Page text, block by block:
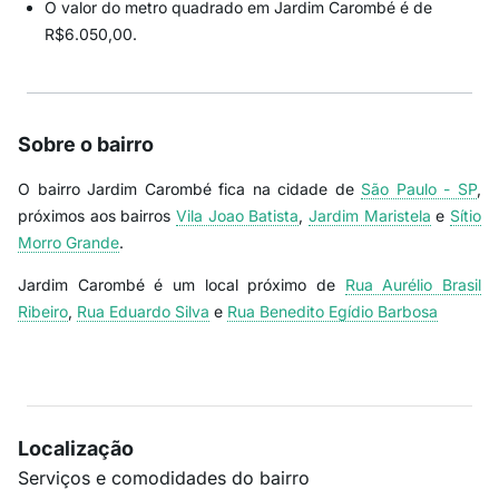
O valor do metro quadrado em Jardim Carombé é de
R$6.050,00.
Sobre o bairro
O bairro Jardim Carombé fica na cidade de São Paulo - SP,
próximos aos bairros Vila Joao Batista,Jardim Maristela e Sítio
Morro Grande.
Jardim Carombé é um local próximo de Rua Aurélio Brasil
Ribeiro, Rua Eduardo Silva e Rua Benedito Egídio Barbosa
Localização
Serviços e comodidades do bairro